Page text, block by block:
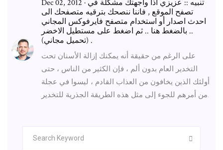
Dec 02, 2012 · تنبيه :: عزيزي اذا واجهتك مشكلة في
تصفح الموقع , فاننا ننصحك بترقيه متصفحك الى
احدث اصدار أو استخدام متصفح فايرفوكس المجاني
.. بالضغط هنا .. ثم اضغط على مستطيل الاخضر
(تحميل مجاني) .
على الرغم من حقيقة أنه يمكنك إزالة الأسنان تحت
التخدير العام بدون ألم ، فإن الكثير من الناس ، حتى
أولئك الذين يخافون من العذاب القادم ، ليسوا في عجلة
من أمرهم للجوء إلى مثل هذه الطريقة الجذرية للتخدير.